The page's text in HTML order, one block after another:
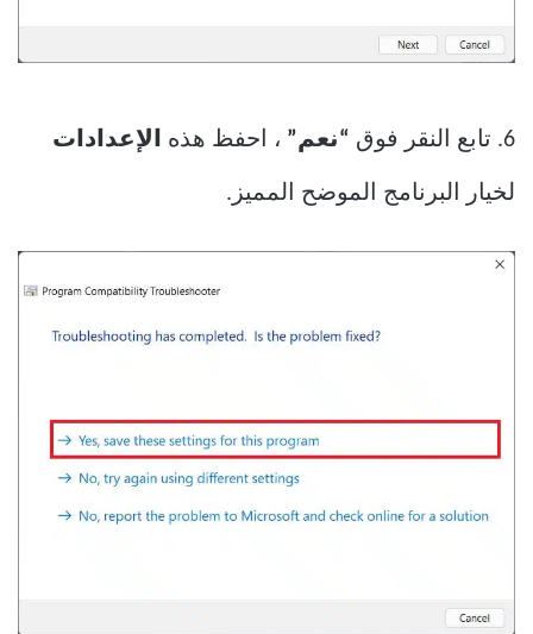
6. تابع النقر فوق “نعم” ، احفظ هذه الإعدادات
لخيار البرنامج الموضح المميز.